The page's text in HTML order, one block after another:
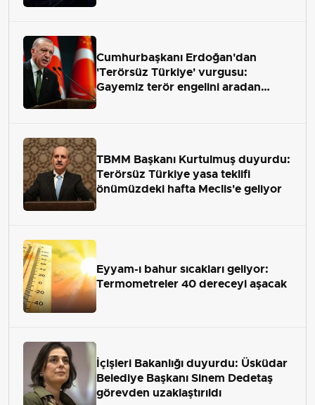
Cumhurbaşkanı Erdoğan'dan
'Terörsüz Türkiye' vurgusu:
Gayemiz terör engelini aradan
TBMM Başkanı Kurtulmuş duyurdu:
Terörsüz Türkiye yasa teklifi
önümüzdeki hafta Meclis'e geliyor
Eyyam-ı bahur sıcakları geliyor:
Termometreler 40 dereceyi aşacak
İçişleri Bakanlığı duyurdu: Üsküdar
Belediye Başkanı Sinem Dedetaş
görevden uzaklaştırıldı